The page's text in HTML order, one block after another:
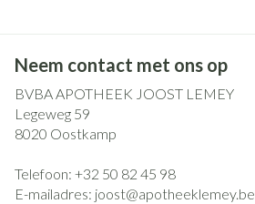
Neem contact met ons op
BVBA APOTHEEK JOOST LEMEY
Legeweg 59
8020 Oostkamp
Telefoon: +32 50 82 45 98
E-mailadres: joost@apotheeklemey.be